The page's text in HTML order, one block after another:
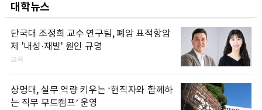
대학뉴스
단국대 조정희 교수 연구팀, 폐암 표적항암
제 '내성·재발' 원인 규명
교육
상명대, 실무 역량 키우는 ‘현직자와 함께하
는 직무 부트캠프’ 운영